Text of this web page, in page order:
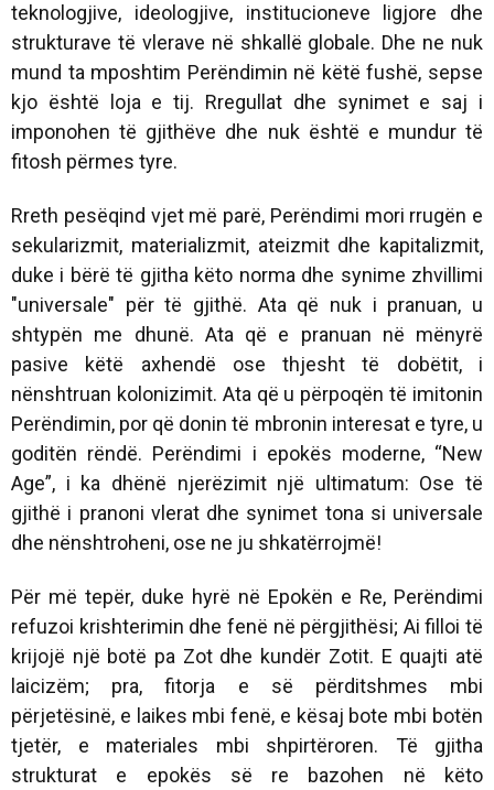
teknologjive, ideologjive, institucioneve ligjore dhe
strukturave të vlerave në shkallë globale. Dhe ne nuk
mund ta mposhtim Perëndimin në këtë fushë, sepse
kjo është loja e tij. Rregullat dhe synimet e saj i
imponohen të gjithëve dhe nuk është e mundur të
fitosh përmes tyre.
Rreth pesëqind vjet më parë, Perëndimi mori rrugën e
sekularizmit, materializmit, ateizmit dhe kapitalizmit,
duke i bërë të gjitha këto norma dhe synime zhvillimi
"universale" për të gjithë. Ata që nuk i pranuan, u
shtypën me dhunë. Ata që e pranuan në mënyrë
pasive këtë axhendë ose thjesht të dobëtit, i
nënshtruan kolonizimit. Ata që u përpoqën të imitonin
Perëndimin, por që donin të mbronin interesat e tyre, u
goditën rëndë. Perëndimi i epokës moderne, “New
Age”, i ka dhënë njerëzimit një ultimatum: Ose të
gjithë i pranoni vlerat dhe synimet tona si universale
dhe nënshtroheni, ose ne ju shkatërrojmë!
Për më tepër, duke hyrë në Epokën e Re, Perëndimi
refuzoi krishterimin dhe fenë në përgjithësi; Ai filloi të
krijojë një botë pa Zot dhe kundër Zotit. E quajti atë
laicizëm; pra, fitorja e së përditshmes mbi
përjetësinë, e laikes mbi fenë, e kësaj bote mbi botën
tjetër, e materiales mbi shpirtëroren. Të gjitha
strukturat e epokës së re bazohen në këto